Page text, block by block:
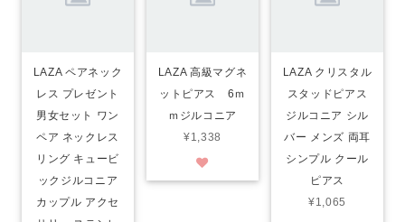
LAZA ペアネック
レス プレゼント
男女セット ワン
ペア ネックレス
リング キュービ
ックジルコニア
カップル アクセ
LAZA 高級マグネ
ットピアス 6ｍ
ｍジルコニア
¥1,338
LAZA クリスタル
スタッドピアス
ジルコニア シル
バー メンズ 両耳
シンプル クール
ピアス
¥1,065